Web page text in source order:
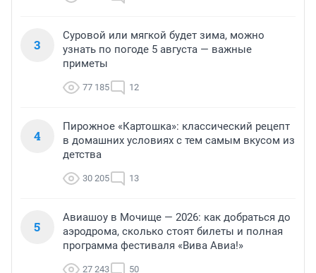
3
Суровой или мягкой будет зима, можно
узнать по погоде 5 августа — важные
приметы
77 185 12
4
Пирожное «Картошка»: классический рецепт
в домашних условиях с тем самым вкусом из
детства
30 205 13
5
Авиашоу в Мочище — 2026: как добраться до
аэродрома, сколько стоят билеты и полная
программа фестиваля «Вива Авиа!»
27 243 50